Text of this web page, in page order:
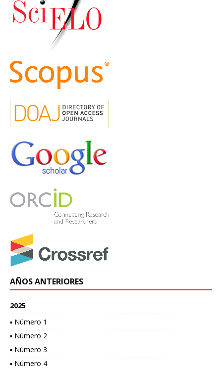
AÑOS ANTERIORES
2025
▪ Número 1
▪ Número 2
▪ Número 3
▪ Número 4